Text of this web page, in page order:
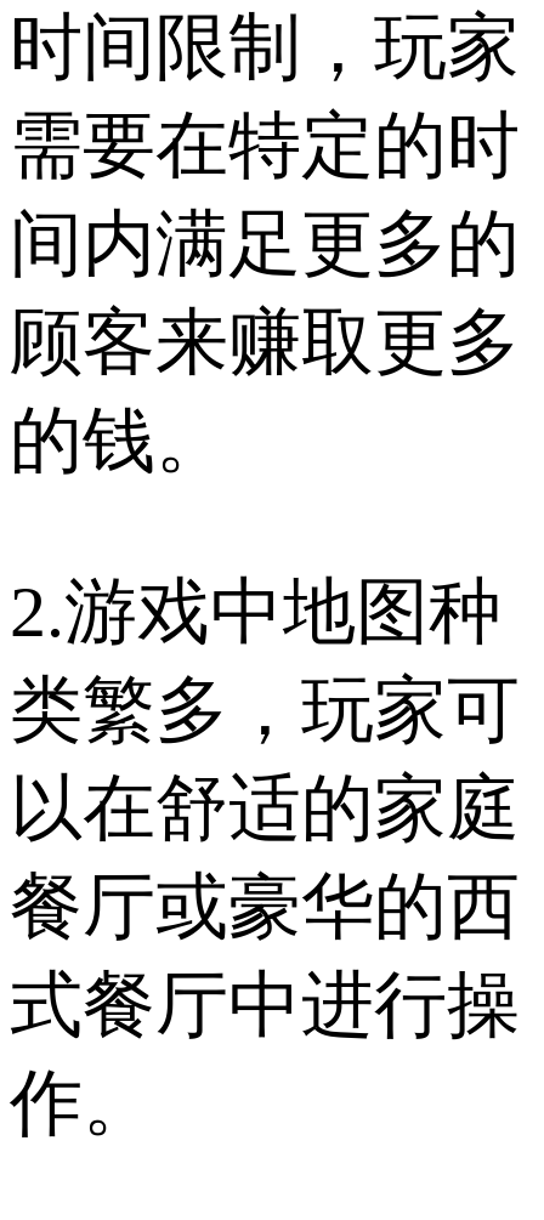
时间限制，玩家
需要在特定的时
间内满足更多的
顾客来赚取更多
的钱。
2.游戏中地图种
类繁多，玩家可
以在舒适的家庭
餐厅或豪华的西
式餐厅中进行操
作。